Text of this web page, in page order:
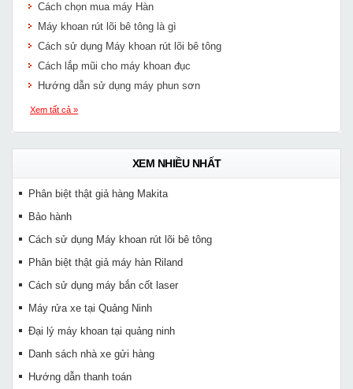
Cách chọn mua máy Hàn
Máy khoan rút lõi bê tông là gì
Cách sử dụng Máy khoan rút lõi bê tông
Cách lắp mũi cho máy khoan đục
Hướng dẫn sử dụng máy phun sơn
Xem tất cả »
XEM NHIỀU NHẤT
Phân biệt thật giả hàng Makita
Bảo hành
Cách sử dụng Máy khoan rút lõi bê tông
Phân biệt thật giả máy hàn Riland
Cách sử dụng máy bắn cốt laser
Máy rửa xe tại Quảng Ninh
Đại lý máy khoan tại quảng ninh
Danh sách nhà xe gửi hàng
Hướng dẫn thanh toán